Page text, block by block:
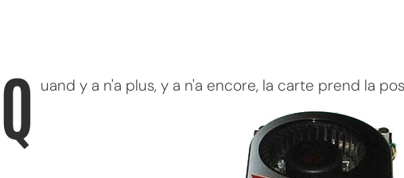
Q uand y a n'a plus, y a n'a encore, la carte prend la